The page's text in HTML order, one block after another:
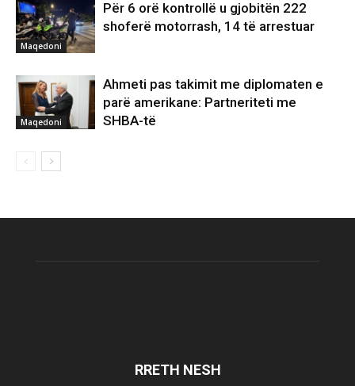
Maqedoni
Për 6 orë kontrollë u gjobitën 222
shoferë motorrash, 14 të arrestuar
Maqedoni
Ahmeti pas takimit me diplomaten e
parë amerikane: Partneriteti me
SHBA-të
RRETH NESH